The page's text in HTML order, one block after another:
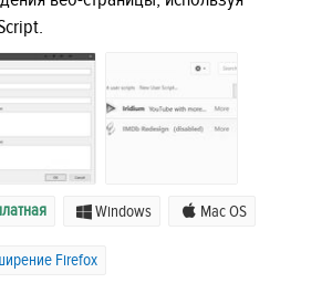
Windows Mac OS
Firefox